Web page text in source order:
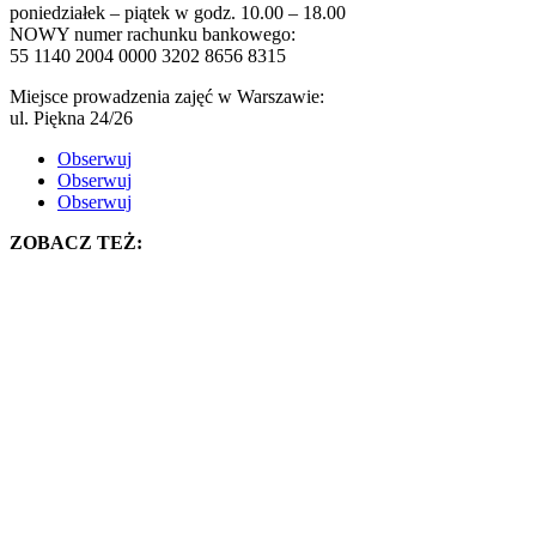
poniedziałek – piątek w godz. 10.00 – 18.00
NOWY numer rachunku bankowego:
55 1140 2004 0000 3202 8656 8315
Miejsce prowadzenia zajęć w Warszawie:
ul. Piękna 24/26
Obserwuj
Obserwuj
Obserwuj
ZOBACZ TEŻ: